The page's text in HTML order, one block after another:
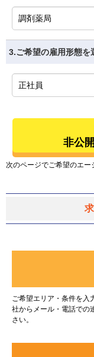
3.ご希望の雇用形態を
非公
次のページでご希望のエー
ご希望エリア・条件を入
社からメール・電話での
さい。